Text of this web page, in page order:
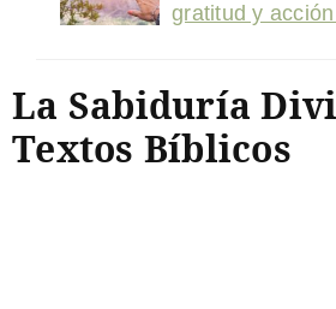
gratitud y
La Sabiduría
Textos Bíblicos